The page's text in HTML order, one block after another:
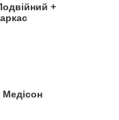
+
Медісон